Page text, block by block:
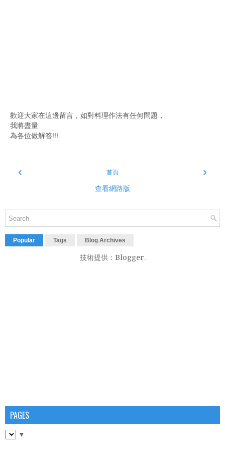
歡迎大家在這邊留言，如對料理作法有任何問題，
我將盡量
為各位做解答!!!
‹ ›
首頁
查看網路版
Popular Tags Blog Archives
技術提供： Blogger.
PAGES
▼